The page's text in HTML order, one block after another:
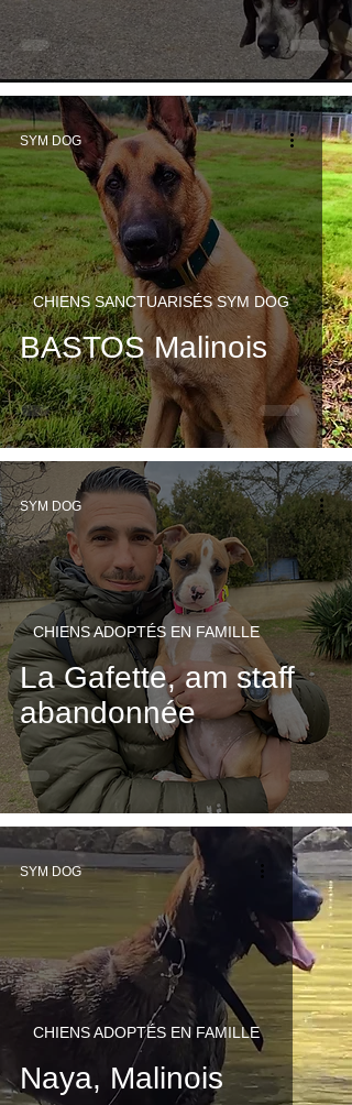
BASTOS Malinois
CHIENS SANCTUARISÉS SYM DOG
SYM DOG
La Gafette, am staff
abandonnée
CHIENS ADOPTÉS EN FAMILLE
SYM DOG
Naya, Malinois
CHIENS ADOPTÉS EN FAMILLE
SYM DOG